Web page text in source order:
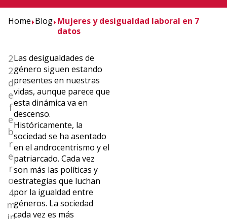
Home Blog Mujeres y desigualdad laboral en 7
datos
2
2
d
e
f
e
b
r
e
r
o
4
m
Las desigualdades de
género siguen estando
presentes en nuestras
vidas, aunque parece que
esta dinámica va en
descenso.
Históricamente, la
sociedad se ha asentado
en el androcentrismo y el
patriarcado. Cada vez
son más las políticas y
estrategias que luchan
por la igualdad entre
géneros. La sociedad
cada vez es más